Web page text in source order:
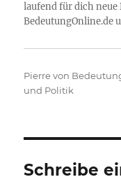
laufend für dich neue
BedeutungOnline.de
Autor
Pierre von
und Politik
Schreibe